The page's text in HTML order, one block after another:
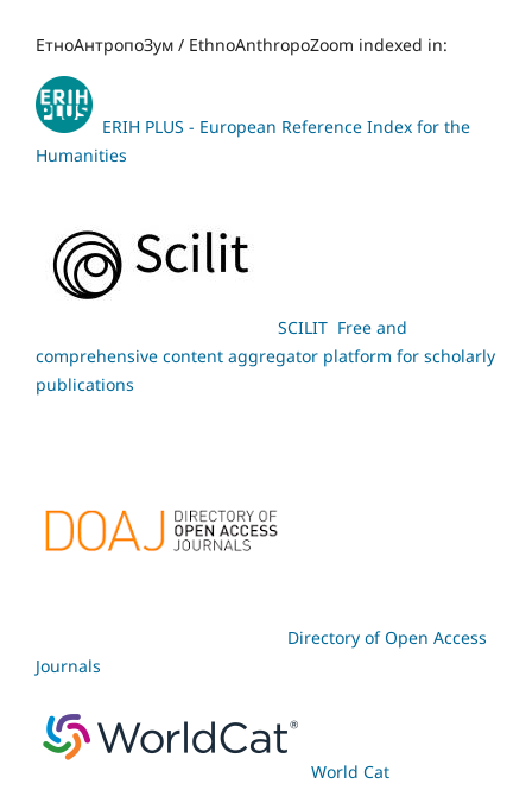
ЕтноАнтропоЗум / EthnoAnthropoZoom indexed in:
ERIH PLUS - European Reference Index for the
Humanities
SCILIT Free and
comprehensive content aggregator platform for scholarly
publications
Directory of Open Access
Journals
World Cat